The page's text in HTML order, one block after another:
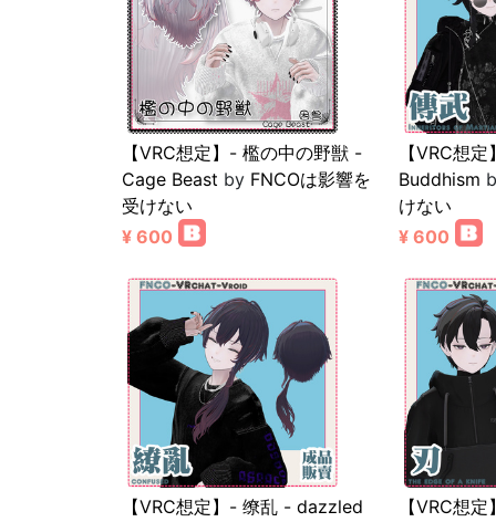
【VRC想定】- 檻の中の野獣 -
Cage Beast by FNCOは影響を
受けない
¥ 600
【VRC想
Buddhism
けない
¥ 600
【VRC想定】- 缭乱 - dazzled 【VRC想